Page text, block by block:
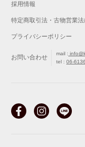
採用情報
特定商取引法・古物営業
プライバシーポリシー
お問い合わせ
mail :
tel :06-